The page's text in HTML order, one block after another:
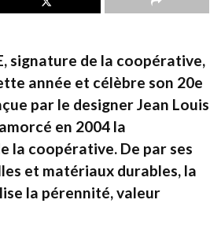
signature de la coopérative,
année et célèbre son 20e
par le designer Jean Louis
en 2004 la
la coopérative. De par ses
et matériaux durables, la
la pérennité, valeur